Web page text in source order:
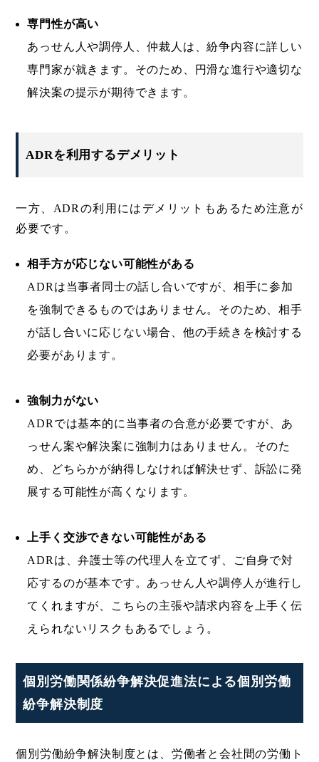
専門性が高い
あっせん人や調停人、仲裁人は、紛争内容に詳しい
専門家が就きます。そのため、円滑な進行や適切な
解決案の提示が期待できます。
ADRを利用するデメリット
一方、ADRの利用にはデメリットもあるため注意が
必要です。
相手方が応じない可能性がある
ADRは当事者同士の話し合いですが、相手に参加
を強制できるものではありません。そのため、相手
が話し合いに応じない場合、他の手続きを検討する
必要があります。
強制力がない
ADRでは基本的に当事者の合意が必要ですが、あ
っせん案や解決案に強制力はありません。そのた
め、どちらかが納得しなければ解決せず、訴訟に発
展する可能性が高くなります。
上手く交渉できない可能性がある
ADRは、弁護士等の代理人を立てず、ご自身で対
応するのが基本です。あっせん人や調停人が進行し
てくれますが、こちらの主張や請求内容を上手く伝
えられないリスクもあるでしょう。
個別労働関係紛争解決促進法による個別労働
紛争解決制度
個別労働紛争解決制度とは、労働者と会社間の労働ト